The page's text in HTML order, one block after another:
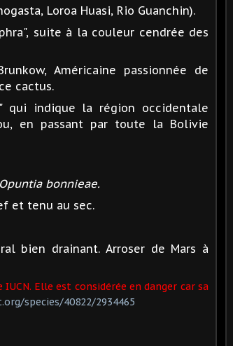
Loroa Huasi, Rio Guanchin).
suite à la couleur cendrée des
Américaine passionnée de
cactus.
qui indique la région occidentale
en passant par toute la Bolivie
Opuntia bonnieae.
et tenu au sec.
bien drainant. Arroser de Mars à
Elle est considérée en danger car sa
species/40822/2934465